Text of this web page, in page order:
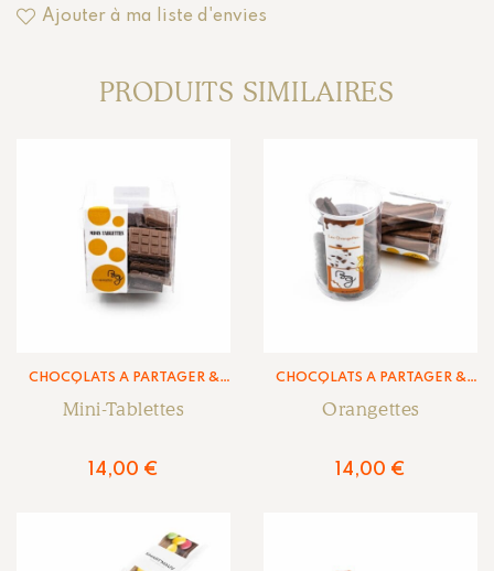
Ajouter à ma liste d'envies
PRODUITS SIMILAIRES
CHOCOLATS À PARTAGER &
Mini-Tablettes
14,00 €
CHOCOLATS À PARTAGER &
Orangettes
14,00 €